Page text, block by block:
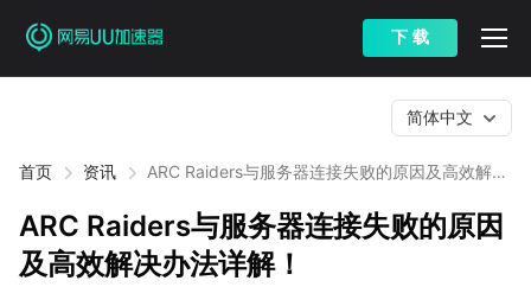
下 载
首页 资讯
ARC Raiders与服务器连接失败的原因及高效解决
简体中文
ARC Raiders与服务器连接失败的原因
及高效解决办法详解！